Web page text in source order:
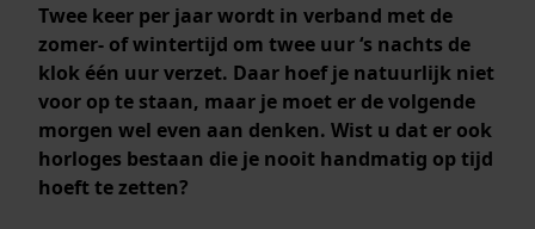
Twee keer per jaar wordt in verband met de
zomer- of wintertijd om twee uur ‘s nachts de
klok één uur verzet. Daar hoef je natuurlijk niet
voor op te staan, maar je moet er de volgende
morgen wel even aan denken. Wist u dat er ook
horloges bestaan die je nooit handmatig op tijd
hoeft te zetten?